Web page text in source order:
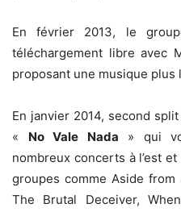
En février 2013, le
téléchargement libre avec
proposant une musique plus
En janvier 2014, second
« No Vale Nada » qui
nombreux concerts à l’est
groupes comme Aside from
The Brutal Deceiver,